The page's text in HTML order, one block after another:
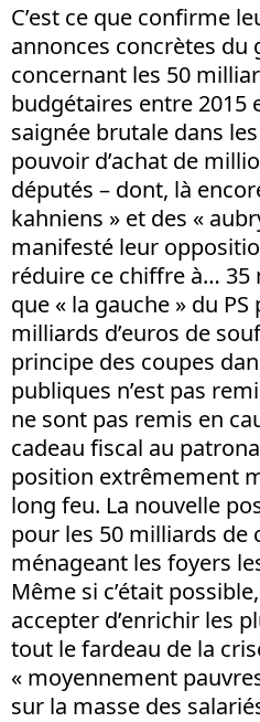
C’est ce que confirme
annonces concrètes du
concernant les 50
budgétaires entre 2015
saignée brutale dans
pouvoir d’achat de
députés – dont, là
kahniens » et des «
manifesté leur
réduire ce chiffre à… 35
que « la gauche » du
milliards d’euros de
principe des coupes
publiques n’est pas
ne sont pas remis en
cadeau fiscal au
position extrêmement
long feu. La nouvelle
pour les 50 milliards de
ménageant les foyers
Même si c’était
accepter d’enrichir les
tout le fardeau de la
« moyennement
sur la masse des